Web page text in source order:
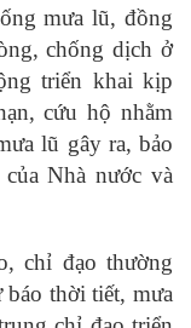
mưa lũ, đồng
chống dịch ở
triển khai kịp
cứu hộ nhằm
lũ gây ra, bảo
Nhà nước và
chỉ đạo thường
thời tiết, mưa